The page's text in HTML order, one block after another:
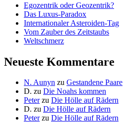
Egozentrik oder Geozentrik?
Das Luxus-Paradox
Internationaler Asteroiden-Tag
Vom Zauber des Zeitstaubs
Weltschmerz
Neueste Kommentare
N. Aunyn zu Gestandene Paare
D. zu Die Noahs kommen
Peterzu Die Hölle auf Rädern
D. zu Die Hölle auf Rädern
Peterzu Die Hölle auf Rädern